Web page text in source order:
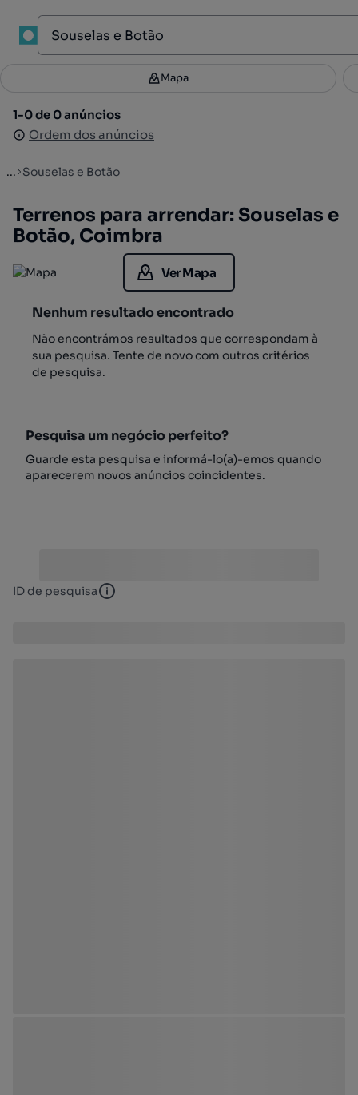
Filtros 3
1-0 de 0 anúncios
Ordem dos anúncios
Mapa
1-0 de 0 anúncios
Ordem dos anúncios
... Souselas e Botão
Terrenos para arrendar: Souselas e
Botão, Coimbra
Ver Mapa
Nenhum resultado encontrado
Não encontrámos resultados que correspondam à
sua pesquisa. Tente de novo com outros critérios
de pesquisa.
Pesquisa um negócio perfeito?
Guarde esta pesquisa e informá-lo(a)-emos quando
aparecerem novos anúncios coincidentes.
ID de pesquisa ID de pesquisa